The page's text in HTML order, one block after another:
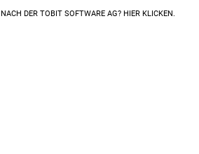
DER TOBIT SOFTWARE AG? HIER KLICKEN.